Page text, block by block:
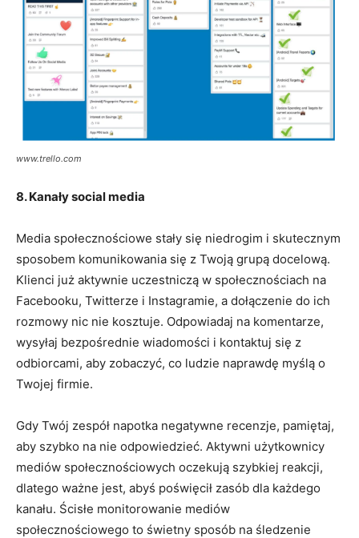
www.trello.com
8. Kanały social media
Media społecznościowe stały się niedrogim i skutecznym
sposobem komunikowania się z Twoją grupą docelową.
Klienci już aktywnie uczestniczą w społecznościach na
Facebooku, Twitterze i Instagramie, a dołączenie do ich
rozmowy nic nie kosztuje. Odpowiadaj na komentarze,
wysyłaj bezpośrednie wiadomości i kontaktuj się z
odbiorcami, aby zobaczyć, co ludzie naprawdę myślą o
Twojej firmie.
Gdy Twój zespół napotka negatywne recenzje, pamiętaj,
aby szybko na nie odpowiedzieć. Aktywni użytkownicy
mediów społecznościowych oczekują szybkiej reakcji,
dlatego ważne jest, abyś poświęcił zasób dla każdego
kanału. Ścisłe monitorowanie mediów
społecznościowego to świetny sposób na śledzenie